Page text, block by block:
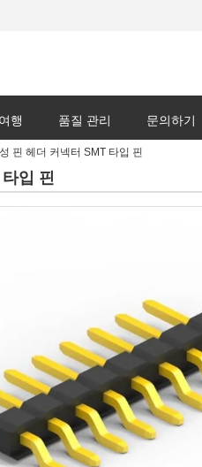
행 품질 관리 문의하기
핀 헤더 커넥터 SMT 타입 핀
입 핀